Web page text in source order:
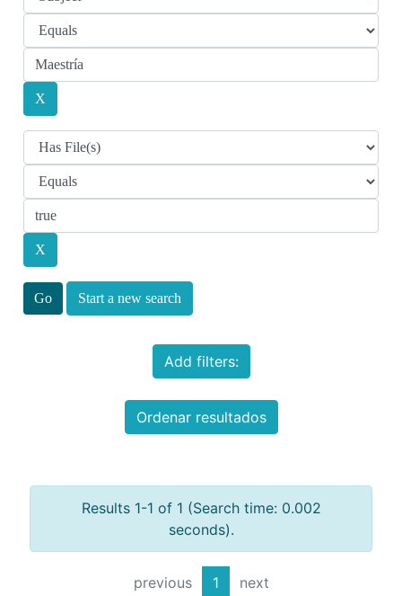
Start a new search
Add filters:
Ordenar resultados
Results 1-1 of 1 (Search time: 0.002
seconds).
previous 1 next